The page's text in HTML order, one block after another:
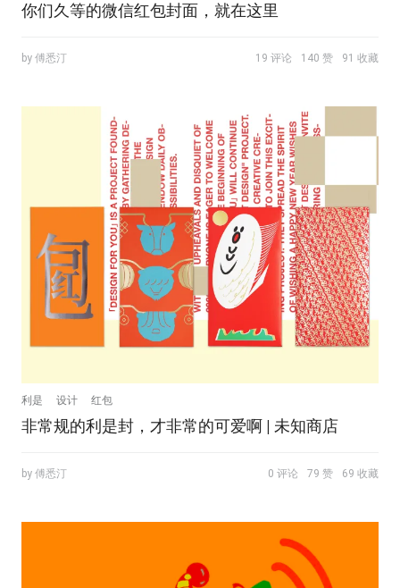
你们久等的微信红包封面，就在这里
by 傅悉汀 19 评论 140 赞 91 收藏
利是 设计 红包
非常规的利是封，才非常的可爱啊 | 未知商店
by 傅悉汀 0 评论 79 赞 69 收藏